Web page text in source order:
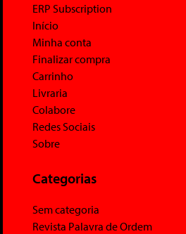
ERP Subscription
Início
Minha conta
Finalizar compra
Carrinho
Livraria
Colabore
Redes Sociais
Sobre
Categorias
Sem categoria
Revista Palavra de Ordem